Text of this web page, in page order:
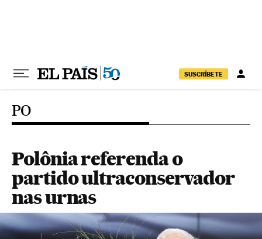
SUSCRÍBETE
PO
Polônia referenda o
partido ultraconservador
nas urnas